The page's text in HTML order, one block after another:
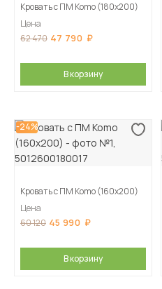
Кровать с ПМ Komo (180х200)
Цена
62 470 47 790
В корзину
-24%
Кровать с ПМ Komo (160х200)
Цена
60 120 45 990
В корзину